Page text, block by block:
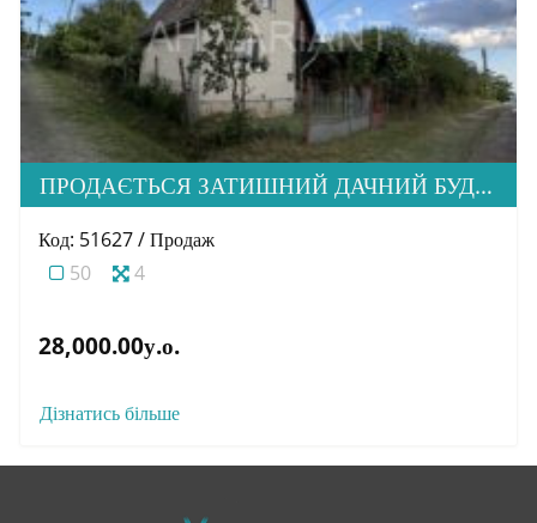
ПРОДАЄТЬСЯ ЗАТИШНИЙ ДАЧНИЙ БУДИНОК В М. УЖГОРОД
Код: 51627 / Продаж
50
4
28,000.00у.о.
Дізнатись більше